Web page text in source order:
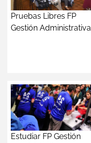
Pruebas Libres FP
Gestión Administrativa
Estudiar FP Gestión